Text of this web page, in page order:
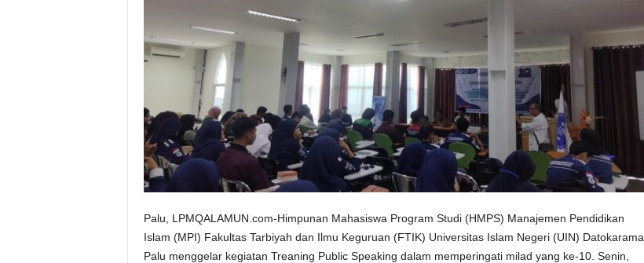
Palu, LPMQALAMUN.com-Himpunan Mahasiswa Program Studi (HMPS) Manajemen Pendidikan
Islam (MPI) Fakultas Tarbiyah dan Ilmu Keguruan (FTIK) Universitas Islam Negeri (UIN) Datokarama
Palu menggelar kegiatan Treaning Public Speaking dalam memperingati milad yang ke-10. Senin,